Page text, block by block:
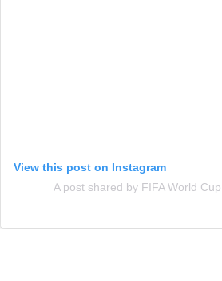
View this post on Instagram
A post shared by FIFA World